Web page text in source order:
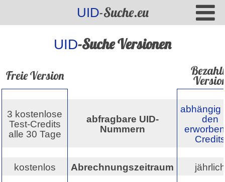
UID-Suche.eu
UID-Suche Versionen
Freie Version
3 kostenlose
Test-Credits
alle 30 Tage
abfragbare UID-
Nummern
abhängig
den
Credits
kostenlos Abrechnungszeitraum jährlich